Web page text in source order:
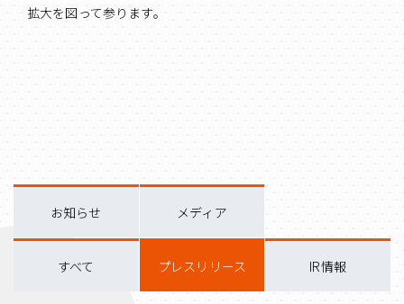
拡大を図って参ります。
すべて プレスリリース IR情報
お知らせ メディア